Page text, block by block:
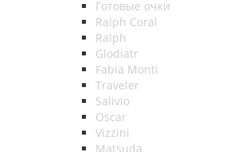
Готовые очки
Ralph Coral
Ralph
Glodiatr
Fabia Monti
Traveler
Salivio
Oscar
Vizzini
Matsuda